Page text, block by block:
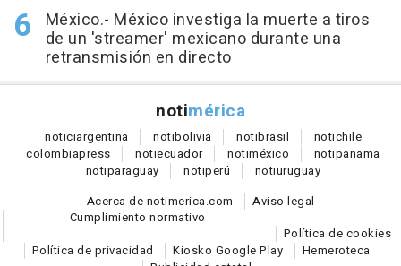
México.- México investiga la muerte a tiros
de un 'streamer' mexicano durante una
retransmisión en directo
notimérica
noticiargentina notibolivia notibrasil notichile
colombiapress notiecuador notiméxico notipanama
notiparaguay notiperú notiuruguay
Acerca de notimerica.com
Aviso legal
Cumplimiento normativo
Política de cookies
Política de privacidad
Kiosko Google Play
Hemeroteca